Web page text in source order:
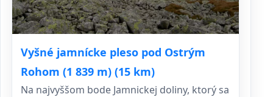
Vyšné jamnícke pleso pod Ostrým
Rohom (1 839 m) (15 km)
Na najvyššom bode Jamnickej doliny, ktorý sa